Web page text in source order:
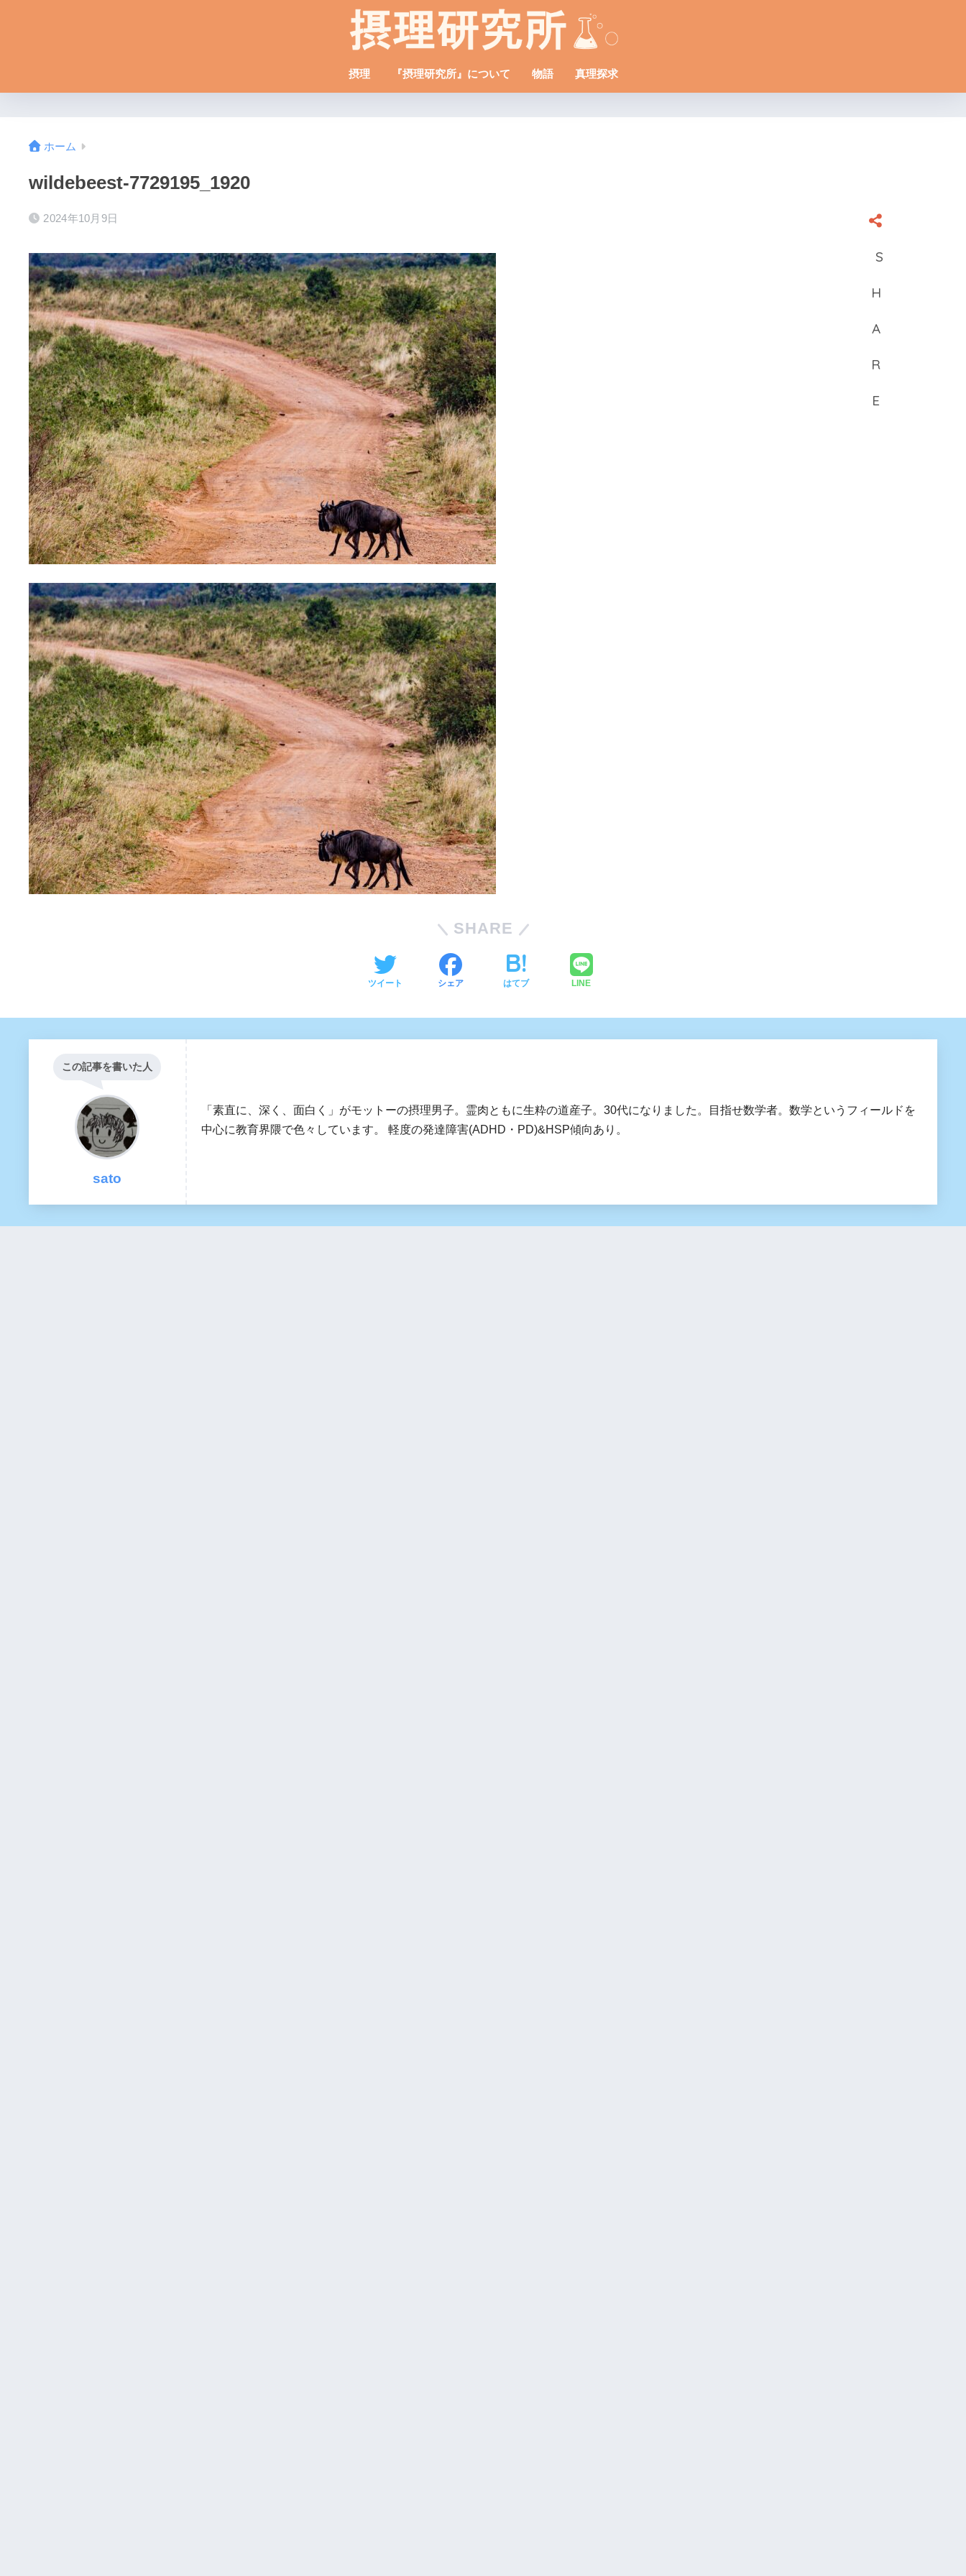
摂理 『摂理研究所』について 物語 真理探求
ホーム
wildebeest-7729195_1920
2024年10月9日
SHARE
ツイート シェア はてブ LINE
この記事を書いた人
sato
「素直に、深く、面白く」がモットーの摂理男子。霊肉ともに生粋の道産子。30代になりました。目指せ数学者。数学というフィールドを
中心に教育界隈で色々しています。 軽度の発達障害(ADHD・PD)&HSP傾向あり。